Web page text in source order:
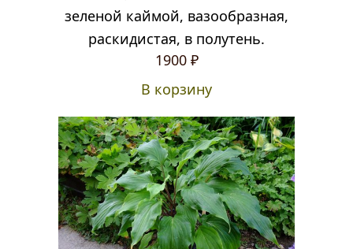
зеленой каймой, вазообразная,
раскидистая, в полутень.
1900 ₽
В корзину